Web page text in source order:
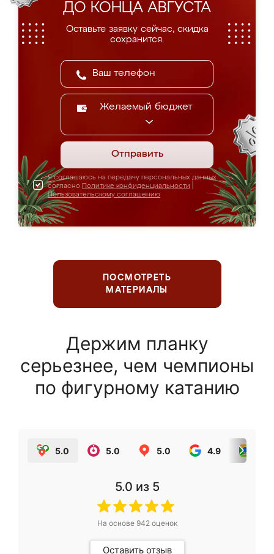
ДО КОНЦА АВГУСТА
Оставьте заявку сейчас, скидка
сохранится.
Желаемый бюджет
Отправить
Я соглашаюсь на передачу персональных данных
согласно Политике конфиденциальности
Пользовательскому соглашению
ПОСМОТРЕТЬ
МАТЕРИАЛЫ
Держим планку
серьезнее, чем чемпионы
по фигурному катанию
5.0 5.0 5.0 4.9
5.0 из 5
На основе 942оценок
Оставить отзыв